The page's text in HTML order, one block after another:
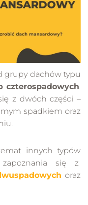
grupy dachów typu
czterospadowych.
z dwóch części –
spadkiem oraz
innych typów
się z
oraz